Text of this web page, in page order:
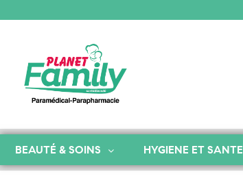
BEAUTÉ & SOINS HYGIENE ET SANTE